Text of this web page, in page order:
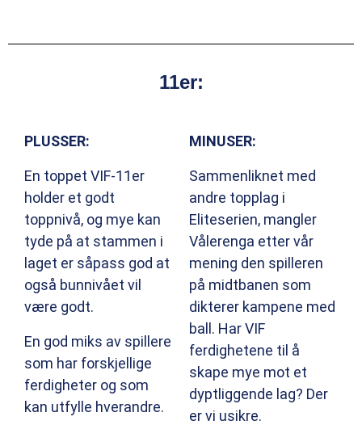
11er:
PLUSSER:
En toppet VIF-11er
holder et godt
toppnivå, og mye kan
tyde på at stammen i
laget er såpass god at
også bunnivået vil
være godt.
En god miks av spillere
som har forskjellige
ferdigheter og som
kan utfylle hverandre.
MINUSER:
Sammenliknet med
andre topplag i
Eliteserien, mangler
Vålerenga etter vår
mening den spilleren
på midtbanen som
dikterer kampene med
ball. Har VIF
ferdighetene til å
skape mye mot et
dyptliggende lag? Der
er vi usikre.